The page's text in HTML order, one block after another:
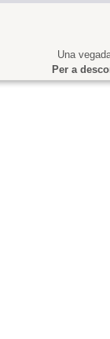
Una
Per a